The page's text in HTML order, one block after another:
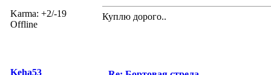
Karma: +2/-19
Offline
Куплю дорого..
Keha53